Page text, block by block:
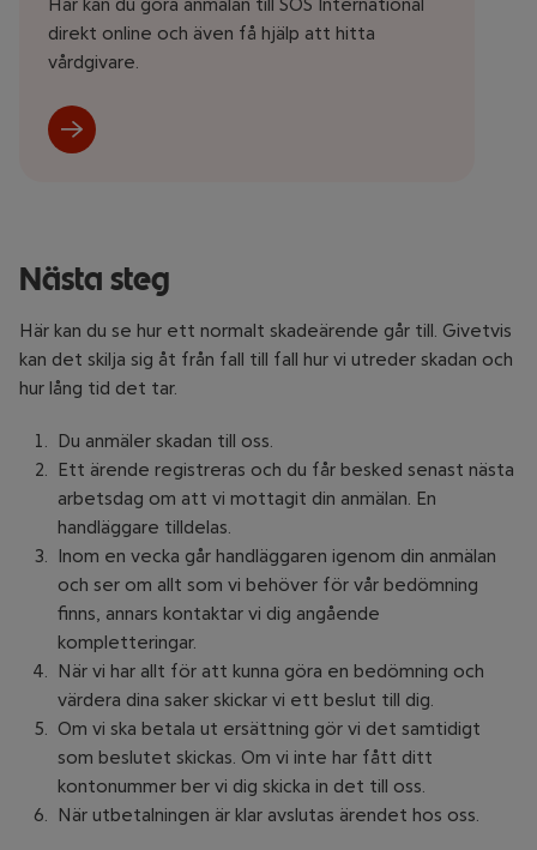
direkt online och även få hjälp att hitta
vårdgivare.
Nästa steg
Här kan du se hur ett normalt skadeärende går till. Givetvis
kan det skilja sig åt från fall till fall hur vi utreder skadan och
hur lång tid det tar.
Du anmäler skadan till oss.
Ett ärende registreras och du får besked senast nästa
arbetsdag om att vi mottagit din anmälan. En
handläggare tilldelas.
Inom en vecka går handläggaren igenom din anmälan
och ser om allt som vi behöver för vår bedömning
finns, annars kontaktar vi dig angående
kompletteringar.
När vi har allt för att kunna göra en bedömning och
värdera dina saker skickar vi ett beslut till dig.
Om vi ska betala ut ersättning gör vi det samtidigt
som beslutet skickas. Om vi inte har fått ditt
kontonummer ber vi dig skicka in det till oss.
När utbetalningen är klar avslutas ärendet hos oss.